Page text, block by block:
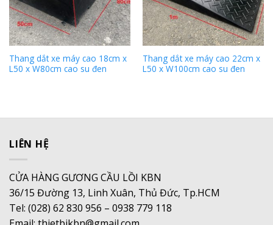
Thang dắt xe máy cao 18cm x
L50 x W80cm cao su đen
Thang dắt xe máy cao 22cm x
L50 x W100cm cao su đen
LIÊN HỆ
CỬA HÀNG GƯƠNG CẦU LỒI KBN
36/15 Đường 13, Linh Xuân, Thủ Đức, Tp.HCM
Tel: (028) 62 830 956 – 0938 779 118